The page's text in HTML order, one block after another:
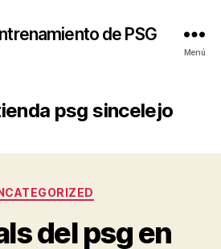
de PSG
Menú
psg sincelejo
Categorías
del psg en